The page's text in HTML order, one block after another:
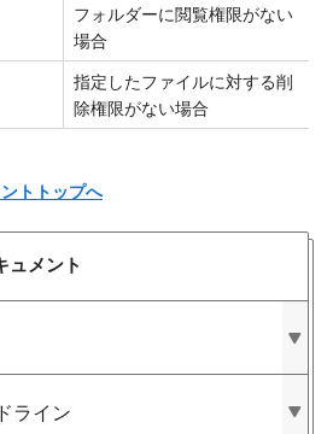
トトップへ
ュメント
ライン
フォルダーに閲覧権限がない
場合
指定したファイルに対する削
除権限がない場合